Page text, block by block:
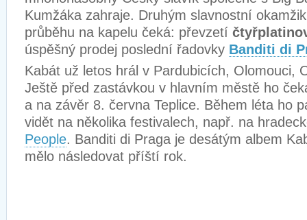
Kumžáka zahraje. Druhým slavnostní
průběhu na kapelu čeká: převzetí
úspěšný prodej poslední řadovky Banditi di
Kabát už letos hrál v Pardubicích, Olomouci,
Ještě před zastávkou v hlavním městě ho
a na závěr 8. června Teplice. Během léta ho
vidět na několika festivalech, např. na
People. Banditi di Praga je desátým albem
mělo následovat příští rok.